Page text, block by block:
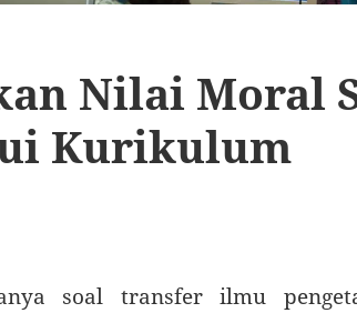
Nilai Moral
Kurikulum
soal transfer ilmu